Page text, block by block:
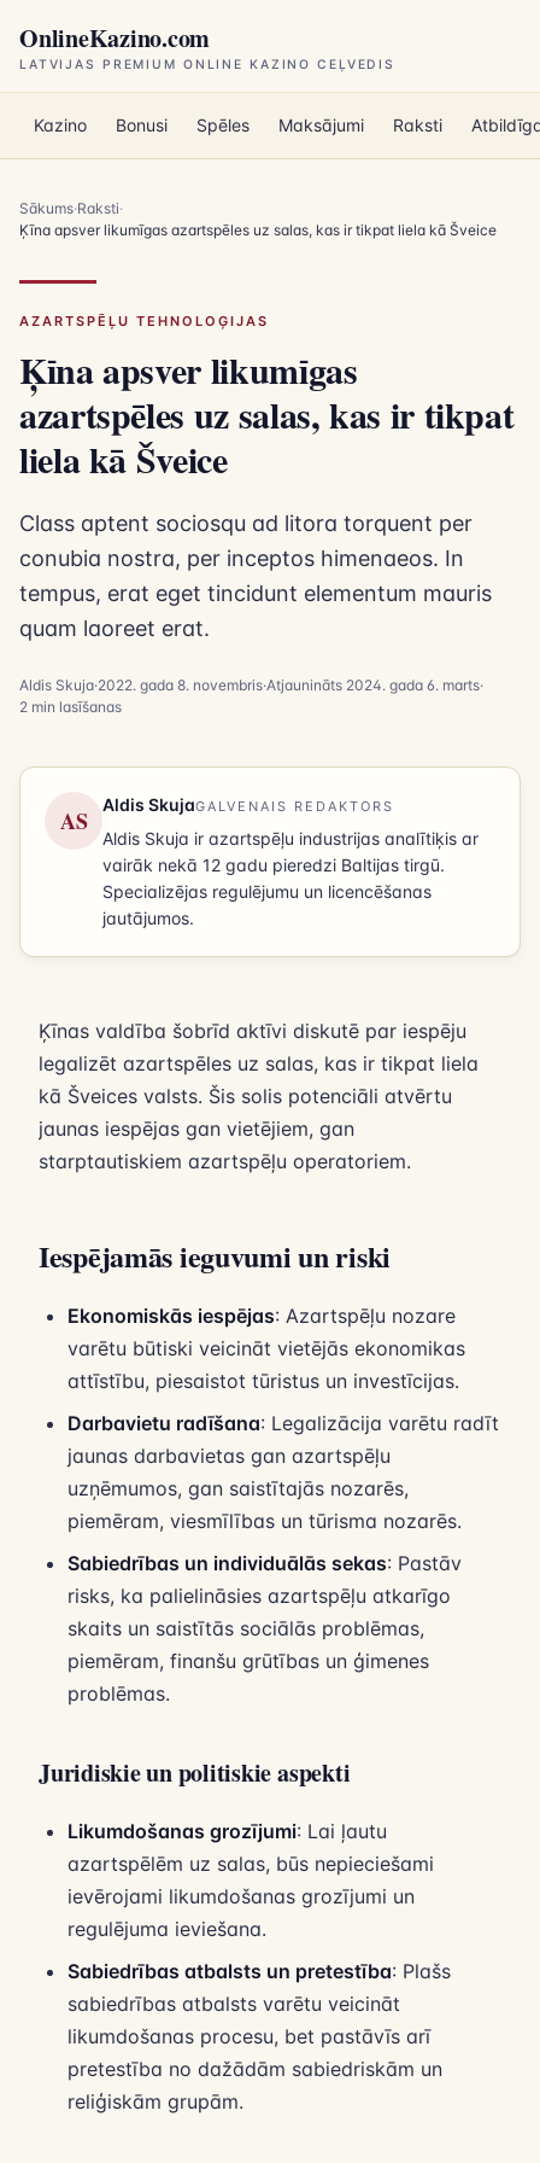
OnlineKazino.com
LATVIJAS PREMIUM ONLINE KAZINO CEĻVEDIS
Kazino Bonusi Spēles Maksājumi Raksti
Sākums·Raksti·
Ķīna apsver likumīgas azartspēles uz salas, kas ir tikpat liela kā Šveice
AZARTSPĒĻU TEHNOLOĢIJAS
Ķīna apsver likumīgas
azartspēles uz salas, kas ir tikpat
liela kā Šveice
Class aptent sociosqu ad litora torquent per
conubia nostra, per inceptos himenaeos. In
tempus, erat eget tincidunt elementum mauris
quam laoreet erat.
Aldis Skuja·2022. gada 8. novembris·Atjaunināts 2024. gada 6. marts·
2 min lasīšanas
AS Aldis SkujaGALVENAIS REDAKTORS
Aldis Skuja ir azartspēļu industrijas analītiķis ar
vairāk nekā 12 gadu pieredzi Baltijas tirgū.
Specializējas regulējumu un licencēšanas
jautājumos.
Ķīnas valdība šobrīd aktīvi diskutē par iespēju
legalizēt azartspēles uz salas, kas ir tikpat liela
kā Šveices valsts. Šis solis potenciāli atvērtu
jaunas iespējas gan vietējiem, gan
starptautiskiem azartspēļu operatoriem.
Iespējamās ieguvumi un riski
Ekonomiskās iespējas: Azartspēļu nozare
varētu būtiski veicināt vietējās ekonomikas
attīstību, piesaistot tūristus un investīcijas.
Darbavietu radīšana: Legalizācija varētu radīt
jaunas darbavietas gan azartspēļu
uzņēmumos, gan saistītajās nozarēs,
piemēram, viesmīlības un tūrisma nozarēs.
Sabiedrības un individuālās sekas: Pastāv
risks, ka palielināsies azartspēļu atkarīgo
skaits un saistītās sociālās problēmas,
piemēram, finanšu grūtības un ģimenes
problēmas.
Juridiskie un politiskie aspekti
Likumdošanas grozījumi: Lai ļautu
azartspēlēm uz salas, būs nepieciešami
ievērojami likumdošanas grozījumi un
regulējuma ieviešana.
Sabiedrības atbalsts un pretestība: Plašs
sabiedrības atbalsts varētu veicināt
likumdošanas procesu, bet pastāvīs arī
pretestība no dažādām sabiedriskām un
reliģiskām grupām.